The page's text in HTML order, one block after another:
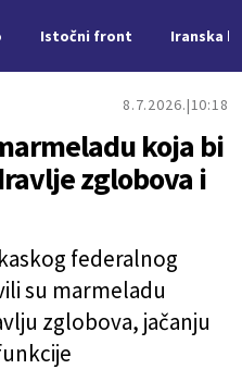
Istočni front Iranska
8.7.2026. 10:18
koja bi
zglobova i
federalnog
su marmeladu
zglobova, jačanju